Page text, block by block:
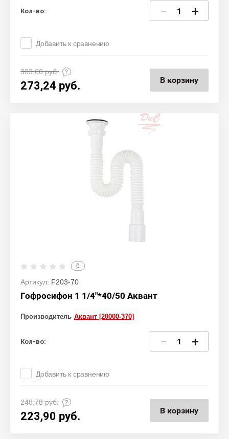
Кол-во: − +
Добавить к сравнению
303,60руб.
273,24 руб. В корзину
0
Артикул: F203-70
Гофросифон 1 1/4"*40/50 Аквант
Производитель Аквант [20000-370]
Кол-во: − +
Добавить к сравнению
248,78руб.
223,90 руб. В корзину